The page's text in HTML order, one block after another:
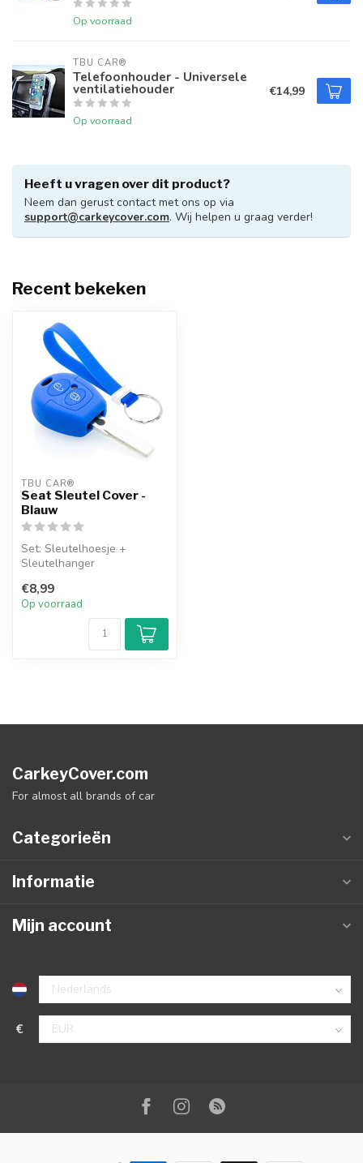
Op voorraad
TBU CAR®
Telefoonhouder - Universele
ventilatiehouder
Op voorraad
€14,99
Heeft u vragen over dit product?
Neem dan gerust contact met ons op via
support@carkeycover.com. Wij helpen u graag verder!
Recent bekeken
TBU CAR®
Seat Sleutel Cover -
Blauw
Set: Sleutelhoesje +
Sleutelhanger
€8,99
Op voorraad
CarkeyCover.com
For almost all brands of car
Categorieën
Informatie
Mijn account
€